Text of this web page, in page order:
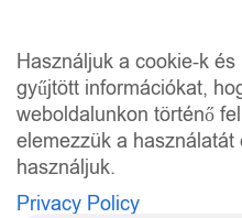
Használjuk a cookie-k
gyűjtött információkat,
weboldalunkon történő
elemezzük a
használjuk.
Privacy Policy
content
KEZDŐLAP /